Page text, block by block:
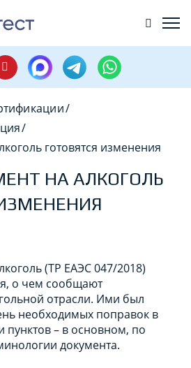
/
/
готовятся изменения
НА АЛКОГОЛЬ
(ТР ЕАЭС 047/2018)
о чем сообщают
отрасли. Ими был
необходимых поправок в
пунктов – в основном, по
документа.